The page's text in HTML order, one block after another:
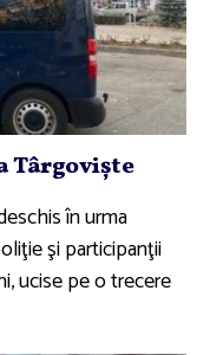
Târgovişte
în urma
şi participanţii
ucise pe o trecere